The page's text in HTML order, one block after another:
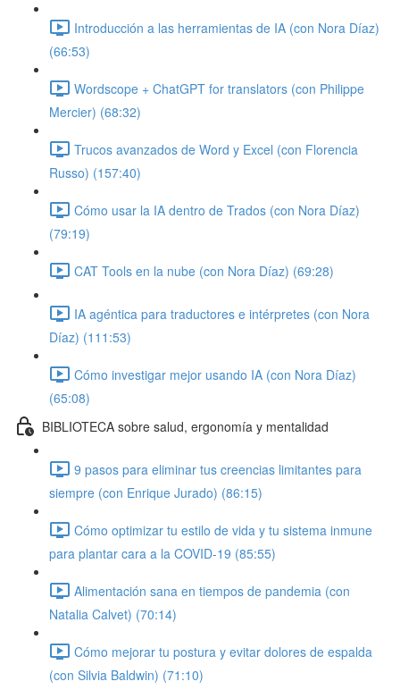
Introducción a las herramientas de IA (con Nora Díaz)
(66:53)
Wordscope + ChatGPT for translators (con Philippe
Mercier) (68:32)
Trucos avanzados de Word y Excel (con Florencia
Russo) (157:40)
Cómo usar la IA dentro de Trados (con Nora Díaz)
(79:19)
CAT Tools en la nube (con Nora Díaz) (69:28)
IA agéntica para traductores e intérpretes (con Nora
Díaz) (111:53)
Cómo investigar mejor usando IA (con Nora Díaz)
(65:08)
BIBLIOTECA sobre salud, ergonomía y mentalidad
9 pasos para eliminar tus creencias limitantes para
siempre (con Enrique Jurado) (86:15)
Cómo optimizar tu estilo de vida y tu sistema inmune
para plantar cara a la COVID-19 (85:55)
Alimentación sana en tiempos de pandemia (con
Natalia Calvet) (70:14)
Cómo mejorar tu postura y evitar dolores de espalda
(con Silvia Baldwin) (71:10)